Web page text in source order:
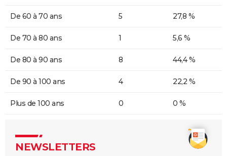
De 60 à 70 ans 5 27,8 %
De 70 à 80 ans 1 5,6 %
De 80 à 90 ans 8 44,4 %
De 90 à 100 ans 4 22,2 %
Plus de 100 ans 0 0 %
NEWSLETTERS